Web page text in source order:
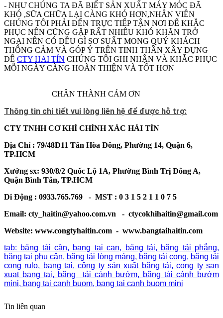
- NHƯ CHÚNG TA ĐÃ BIẾT SẢN XUẤT MÁY MÓC ĐÃ
KHÓ ,SỮA CHỮA LẠI CÀNG KHÓ HƠN,NHÂN VIÊN
CHÚNG TÔI PHẢI ĐẾN TRỰC TIẾP TẬN NƠI ĐỂ KHẮC
PHỤC NÊN CŨNG GẶP RẤT NHIÊU KHÓ KHĂN TRỞ
NGẠI NÊN CÓ ĐỀU GÌ SƠ SUẤT MONG QUÝ KHÁCH
THÔNG CẢM VÀ GÓP Ý TRÊN TINH THẦN XÂY DỰNG
ĐỄ CTY HAI TÍN CHÚNG TÔI GHI NHẬN VÀ KHẮC PHỤC
MỖI NGÀY CÀNG HOÀN THIỆN VÀ TỐT HƠN
CHÂN THÀNH CÁM ƠN
Thông tin chi tiết vui lòng liên hệ để được hỗ trợ:
CTY TNHH CƠ KHÍ CHÍNH XÁC HẢI TÍN
Địa Chỉ : 79/48D11 Tân Hòa Đông, Phường 14, Quận 6,
TP.HCM
Xưởng sx: 930/8/2 Quốc Lộ 1A, Phường Bình Trị Đông A,
Quận Bình Tân, TP.HCM
Di Động : 0933.765.769 - MST : 0 3 1 5 2 1 1 0 7 5
Email: cty_haitin@yahoo.com.vn - ctycokhihaitin@gmail.com
Website: www.congtyhaitin.com - www.bangtaihaitin.com
tab: băng tải cân, bang tai can, băng tải, băng tải phẳng,
băng tai phụ cân, băng tải lòng máng, băng tải cong, băng tải
cong rulo, bang tai, công ty sản xuất băng tải, cong ty san
xuat bang tai, băng tải cánh bướm, băng tải cánh bướm
mini, bang tai canh buom, bang tai canh buom mini
Tin liên quan